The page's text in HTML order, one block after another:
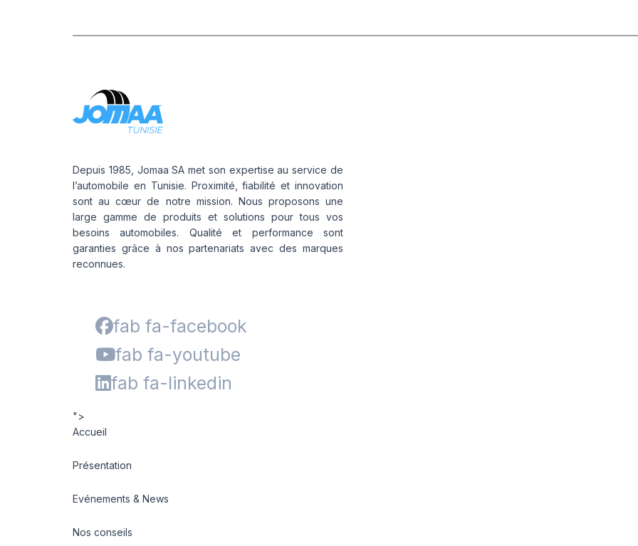
Depuis 1985, Jomaa SA met son expertise au service de
l’automobile en Tunisie. Proximité, fiabilité et innovation
sont au cœur de notre mission. Nous proposons une
large gamme de produits et solutions pour tous vos
besoins automobiles. Qualité et performance sont
garanties grâce à nos partenariats avec des marques
reconnues.
fab fa-facebook
fab fa-youtube
fab fa-linkedin
">
Accueil
Présentation
Evénements & News
Nos conseils